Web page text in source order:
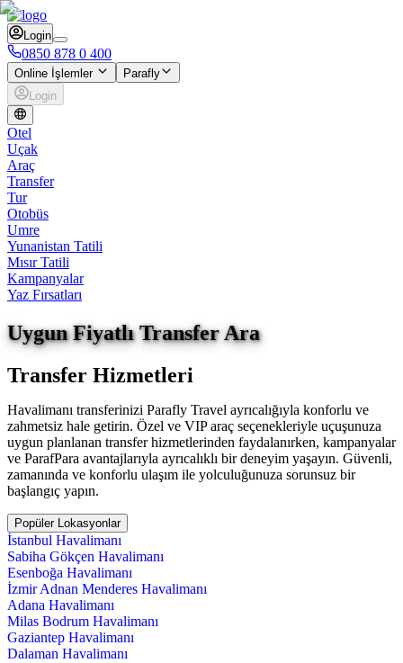
Login
0850 878 0 400
Online İşlemler
Parafly
Login
Otel
Uçak
Araç
Transfer
Tur
Otobüs
Umre
Yunanistan Tatili
Mısır Tatili
Kampanyalar
Yaz Fırsatları
Uygun Fiyatlı Transfer Ara
Transfer Hizmetleri
Havalimanı transferinizi Parafly Travel ayrıcalığıyla konforlu ve
zahmetsiz hale getirin. Özel ve VIP araç seçenekleriyle uçuşunuza
uygun planlanan transfer hizmetlerinden faydalanırken, kampanyalar
ve ParafPara avantajlarıyla ayrıcalıklı bir deneyim yaşayın. Güvenli,
zamanında ve konforlu ulaşım ile yolculuğunuza sorunsuz bir
başlangıç yapın.
Popüler Lokasyonlar
İstanbul Havalimanı
Sabiha Gökçen Havalimanı
Esenboğa Havalimanı
İzmir Adnan Menderes Havalimanı
Adana Havalimanı
Milas Bodrum Havalimanı
Gaziantep Havalimanı
Dalaman Havalimanı